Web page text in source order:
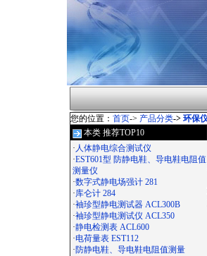
您的位置： 首页-> 产品分类-> 环保
本类 推荐TOP10
· 人体静电综合测试仪
·EST601型 防静电鞋、导电鞋电阻值
测量仪
·数字式静电场强计 281
·库仑计 284
·袖珍型静电测试器 ACL300B
·袖珍型静电测试仪 ACL350
·静电检测表 ACL600
·电荷量表 EST112
·防静电鞋、导电鞋电阻值测量